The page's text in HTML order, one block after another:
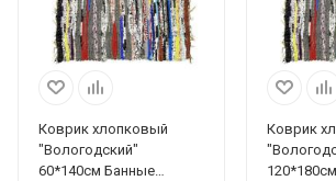
Коврик хлопковый
"Вологодский"
60*140см Банные
Коврик